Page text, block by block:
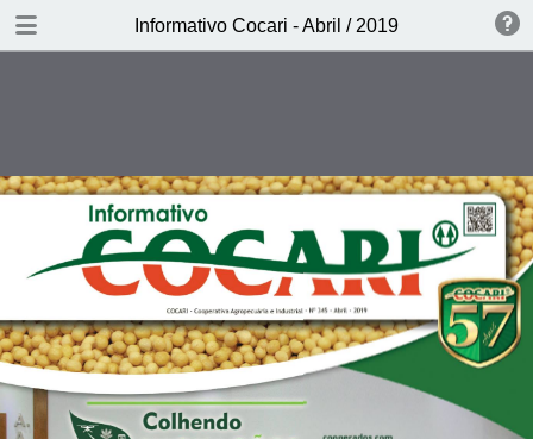
Informativo Cocari - Abril / 2019
DOWNLOAD
Vida no Campo: O trabalho, a
família e a fé de Guilherme
Guimarães
Colhendo Inovações: Programa de
produtividade da Cocari quebra
recordes
Troféu Chico Mendes: Cocari
ganha o prêmio socioambiental há
oito anos consecutivos